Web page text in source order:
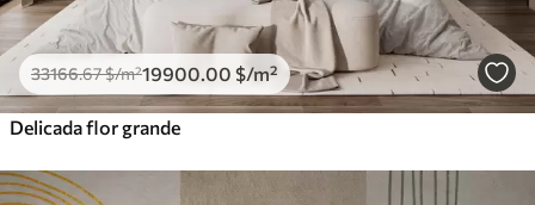
33166.67$/m²19900 .00 $/m²
Delicada flor grande